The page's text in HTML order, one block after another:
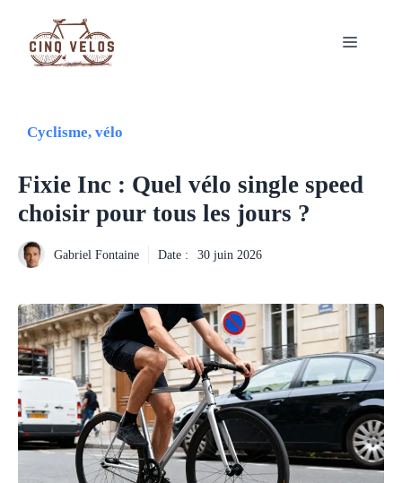
contenu
Menu
Cyclisme, vélo
Fixie Inc : Quel vélo single speed
choisir pour tous les jours ?
Gabriel Fontaine Date : 30 juin 2026